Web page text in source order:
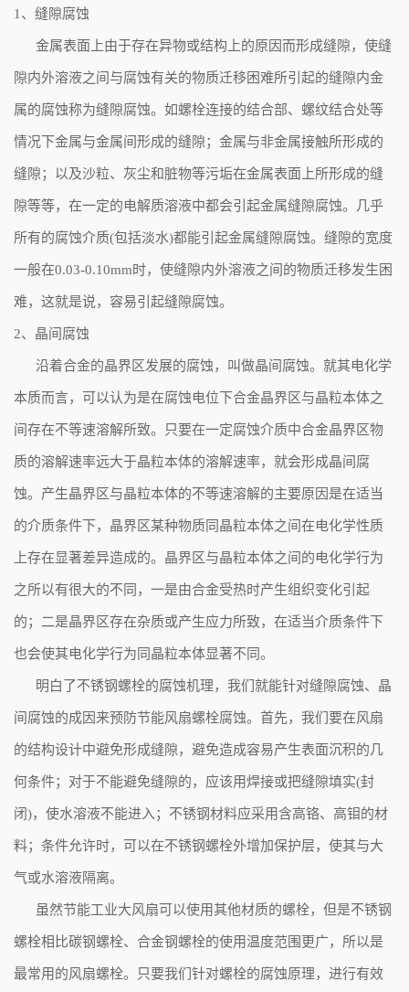
1、缝隙腐蚀
金属表面上由于存在异物或结构上的原因而形成缝隙，使缝
隙内外溶液之间与腐蚀有关的物质迁移困难所引起的缝隙内金
属的腐蚀称为缝隙腐蚀。如螺栓连接的结合部、螺纹结合处等
情况下金属与金属间形成的缝隙；金属与非金属接触所形成的
缝隙；以及沙粒、灰尘和脏物等污垢在金属表面上所形成的缝
隙等等，在一定的电解质溶液中都会引起金属缝隙腐蚀。几乎
所有的腐蚀介质(包括淡水)都能引起金属缝隙腐蚀。缝隙的宽度
一般在0.03-0.10mm时，使缝隙内外溶液之间的物质迁移发生困
难，这就是说，容易引起缝隙腐蚀。
2、晶间腐蚀
沿着合金的晶界区发展的腐蚀，叫做晶间腐蚀。就其电化学
本质而言，可以认为是在腐蚀电位下合金晶界区与晶粒本体之
间存在不等速溶解所致。只要在一定腐蚀介质中合金晶界区物
质的溶解速率远大于晶粒本体的溶解速率，就会形成晶间腐
蚀。产生晶界区与晶粒本体的不等速溶解的主要原因是在适当
的介质条件下，晶界区某种物质同晶粒本体之间在电化学性质
上存在显著差异造成的。晶界区与晶粒本体之间的电化学行为
之所以有很大的不同，一是由合金受热时产生组织变化引起
的；二是晶界区存在杂质或产生应力所致，在适当介质条件下
也会使其电化学行为同晶粒本体显著不同。
明白了不锈钢螺栓的腐蚀机理，我们就能针对缝隙腐蚀、晶
间腐蚀的成因来预防节能风扇螺栓腐蚀。首先，我们要在风扇
的结构设计中避免形成缝隙，避免造成容易产生表面沉积的几
何条件；对于不能避免缝隙的，应该用焊接或把缝隙填实(封
闭)，使水溶液不能进入；不锈钢材料应采用含高铬、高钼的材
料；条件允许时，可以在不锈钢螺栓外增加保护层，使其与大
气或水溶液隔离。
虽然节能工业大风扇可以使用其他材质的螺栓，但是不锈钢
螺栓相比碳钢螺栓、合金钢螺栓的使用温度范围更广，所以是
最常用的风扇螺栓。只要我们针对螺栓的腐蚀原理，进行有效